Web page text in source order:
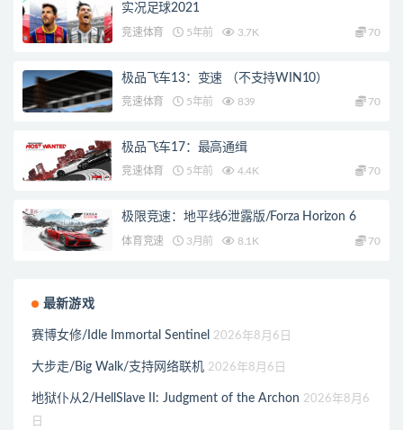
实况足球2021
竞速体育 5年前 3.7K 70
极品飞车13：变速 （不支持WIN10）
竞速体育 5年前 839 70
极品飞车17：最高通缉
竞速体育 5年前 4.4K 70
极限竞速：地平线6泄露版/Forza Horizon 6
体育竞速 3月前 8.1K 70
最新游戏
赛博女修/Idle Immortal Sentinel 2026年8月6日
大步走/Big Walk/支持网络联机 2026年8月6日
地狱仆从2/HellSlave II: Judgment of the Archon 2026年8月6
日